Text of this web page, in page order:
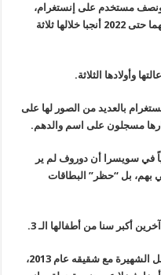
التي يتابعها أكثر من 10 آلاف ونصف مستخدم على إنستغرام،
على بافل أوائل عام 2013 واستمرت علاقتهما حتى 2022 أنجبا خلالها ثلاثة
وأولادها الثلاثة.
بالعديد من الصور لها على
مسجلون على اسم والدهم.
في سويسرا أن دوروف لم ير
لم يكن يعتني بهم، بل “حظر” البطاقات
أكبر سنا من أطفالها الـ 3.
يذكر أن بافل الذي أسس تلك منصة التراسل الشهيرة مع شقيقه عام 2013،